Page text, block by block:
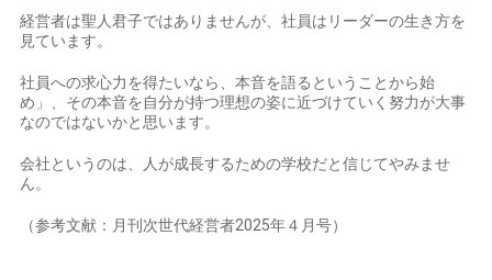
経営者は聖人君子ではありませんが、社員はリーダーの生き方を
見ています。
社員への求心力を得たいなら、本音を語るということから始
め」、その本音を自分が持つ理想の姿に近づけていく努力が大事
なのではないかと思います。
会社というのは、人が成長するための学校だと信じてやみませ
ん。
（参考文献：月刊次世代経営者2025年４月号）